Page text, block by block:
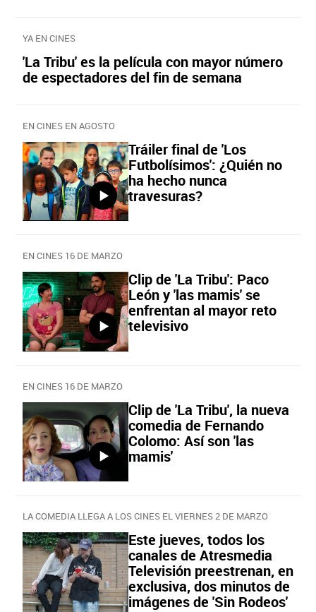
YA EN CINES
'La Tribu' es la película con mayor número
de espectadores del fin de semana
EN CINES EN AGOSTO
Tráiler final de 'Los
Futbolísimos': ¿Quién no
ha hecho nunca
travesuras?
EN CINES 16 DE MARZO
Clip de 'La Tribu': Paco
León y 'las mamis' se
enfrentan al mayor reto
televisivo
EN CINES 16 DE MARZO
Clip de 'La Tribu', la nueva
comedia de Fernando
Colomo: Así son 'las
mamis'
LA COMEDIA LLEGA A LOS CINES EL VIERNES 2 DE MARZO
Este jueves, todos los
canales de Atresmedia
Televisión preestrenan, en
exclusiva, dos minutos de
imágenes de 'Sin Rodeos'